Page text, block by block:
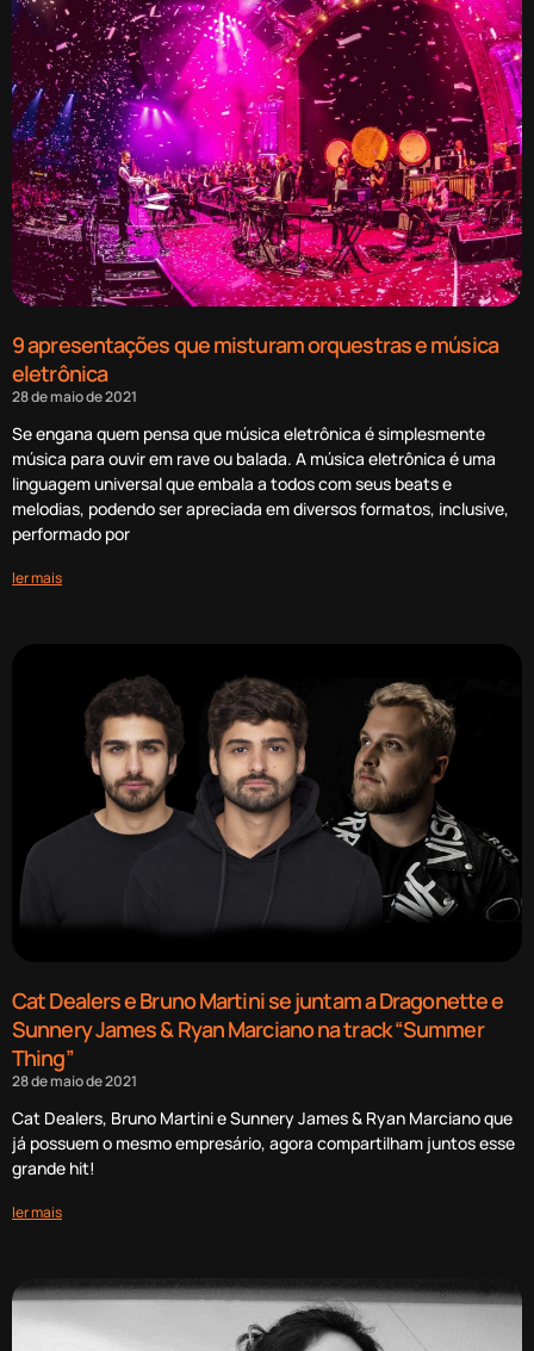
9 apresentações que misturam orquestras e música
eletrônica
28 de maio de 2021
Se engana quem pensa que música eletrônica é simplesmente
música para ouvir em rave ou balada. A música eletrônica é uma
linguagem universal que embala a todos com seus beats e
melodias, podendo ser apreciada em diversos formatos, inclusive,
performado por
ler mais
Cat Dealers e Bruno Martini se juntam a Dragonette e
Sunnery James & Ryan Marciano na track “Summer
Thing”
28 de maio de 2021
Cat Dealers, Bruno Martini e Sunnery James & Ryan Marciano que
já possuem o mesmo empresário, agora compartilham juntos esse
grande hit!
ler mais